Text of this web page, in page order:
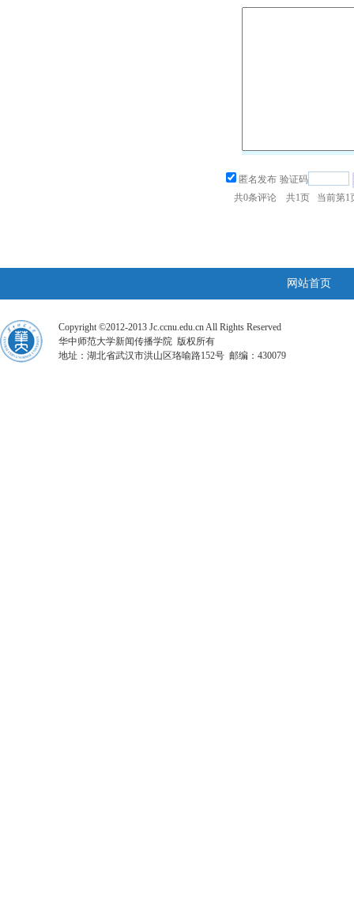
匿名发布 验证码
共0条评论 共1页 当前第1
网站首页
Copyright ©2012-2013 Jc.ccnu.edu.cn All Rights Reserved
华中师范大学新闻传播学院 版权所有
地址：湖北省武汉市洪山区珞喻路152号 邮编：430079